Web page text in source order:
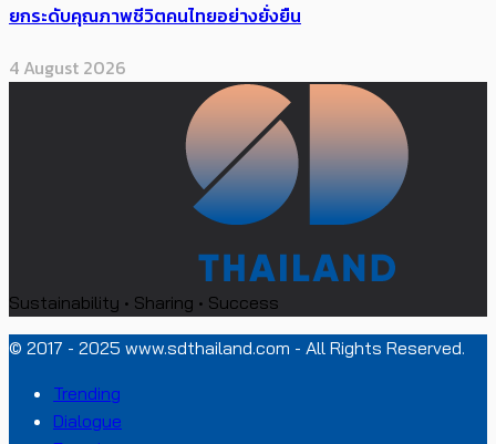
ยกระดับคุณภาพชีวิตคนไทยอย่างยั่งยืน
4 August 2026
Sustainability • Sharing • Success
© 2017 - 2025 www.sdthailand.com - All Rights Reserved.
Trending
Dialogue